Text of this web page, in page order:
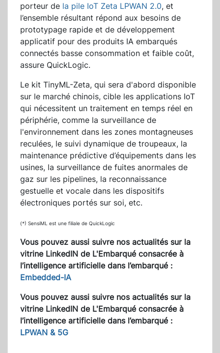
porteur de la pile IoT Zeta LPWAN 2.0, et
l’ensemble résultant répond aux besoins de
prototypage rapide et de développement
applicatif pour des produits IA embarqués
connectés basse consommation et faible coût,
assure QuickLogic.
Le kit TinyML-Zeta, qui sera d'abord disponible
sur le marché chinois, cible les applications IoT
qui nécessitent un traitement en temps réel en
périphérie, comme la surveillance de
l'environnement dans les zones montagneuses
reculées, le suivi dynamique de troupeaux, la
maintenance prédictive d’équipements dans les
usines, la surveillance de fuites anormales de
gaz sur les pipelines, la reconnaissance
gestuelle et vocale dans les dispositifs
électroniques portés sur soi, etc.
(*) SensiML est une filiale de QuickLogic
Vous pouvez aussi suivre nos actualités sur la
vitrine LinkedIN de L'Embarqué consacrée à
l’intelligence artificielle dans l’embarqué :
Embedded-IA
Vous pouvez aussi suivre nos actualités sur la
vitrine LinkedIN de L'Embarqué consacrée à
l’intelligence artificielle dans l’embarqué :
LPWAN & 5G